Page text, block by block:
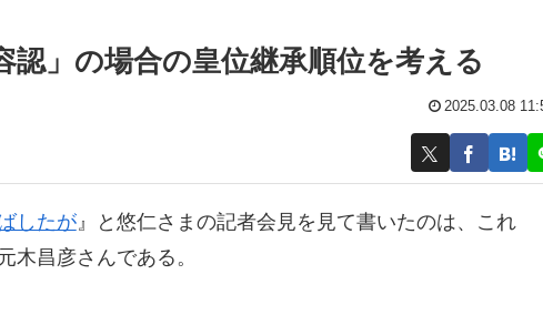
認」の場合の皇位継承順位を考える
2025.03.08
したが』と悠仁さまの記者会見を見て書いたのは、これ
木昌彦さんである。